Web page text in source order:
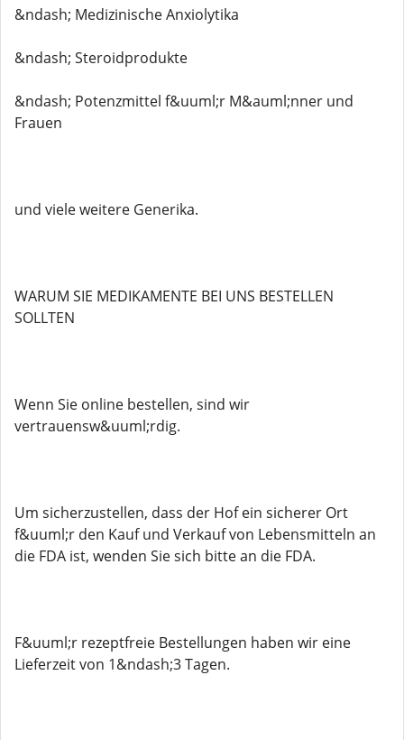
&ndash; Medizinische Anxiolytika
&ndash; Steroidprodukte
&ndash; Potenzmittel f&uuml;r M&auml;nner und
Frauen
und viele weitere Generika.
WARUM SIE MEDIKAMENTE BEI ​​UNS BESTELLEN
SOLLTEN
Wenn Sie online bestellen, sind wir
vertrauensw&uuml;rdig.
Um sicherzustellen, dass der Hof ein sicherer Ort
f&uuml;r den Kauf und Verkauf von Lebensmitteln an
die FDA ist, wenden Sie sich bitte an die FDA.
F&uuml;r rezeptfreie Bestellungen haben wir eine
Lieferzeit von 1&ndash;3 Tagen.